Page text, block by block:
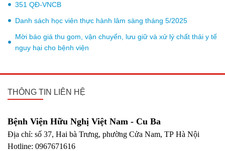
351 QĐ-VNCB
Danh sách học viên thực hành lâm sàng tháng 5/2025
Mời báo giá thu gom, vận chuyển, lưu giữ và xử lý chất thải y tế
nguy hại cho bệnh viện
THÔNG TIN LIÊN HỆ
Bệnh Viện Hữu Nghị Việt Nam - Cu Ba
Địa chỉ: số 37, Hai bà Trưng, phường Cửa Nam, TP Hà Nội
Hotline: 0967671616